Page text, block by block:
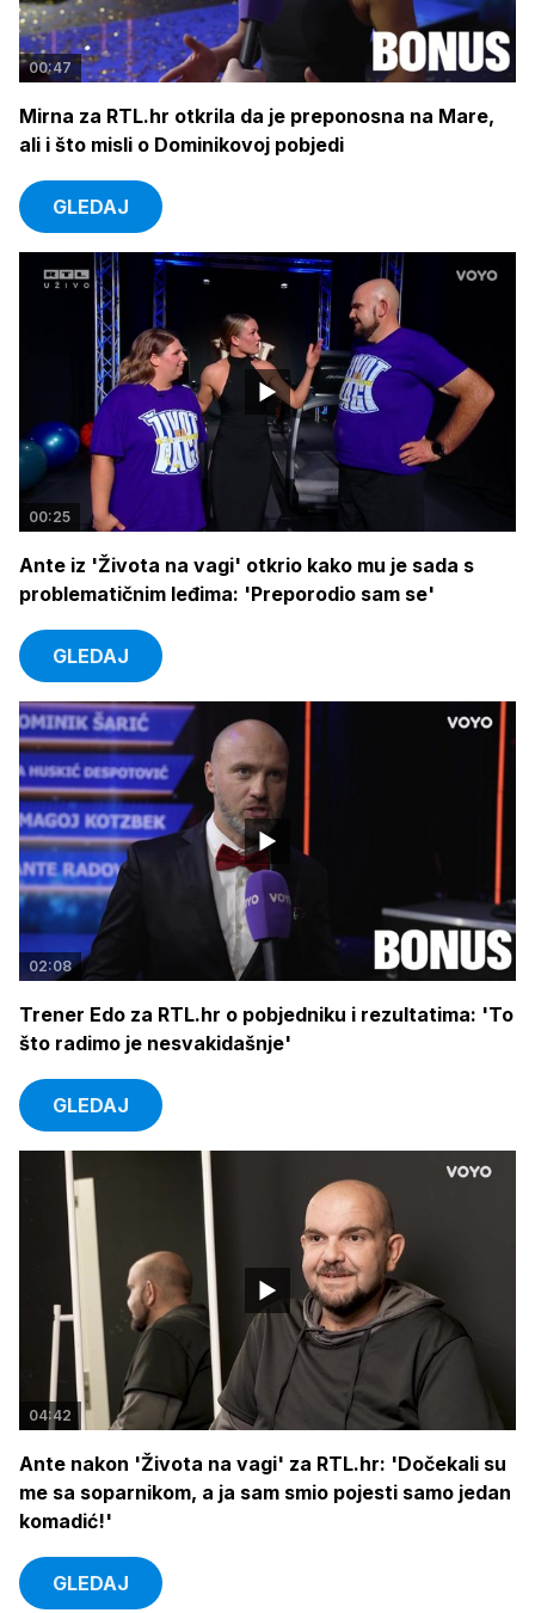
00:47
Mirna za RTL.hr otkrila da je preponosna na Mare,
ali i što misli o Dominikovoj pobjedi
GLEDAJ
00:25
Ante iz 'Života na vagi' otkrio kako mu je sada s
problematičnim leđima: 'Preporodio sam se'
GLEDAJ
02:08
Trener Edo za RTL.hr o pobjedniku i rezultatima: 'To
što radimo je nesvakidašnje'
GLEDAJ
04:42
Ante nakon 'Života na vagi' za RTL.hr: 'Dočekali su
me sa soparnikom, a ja sam smio pojesti samo jedan
komadić!'
GLEDAJ